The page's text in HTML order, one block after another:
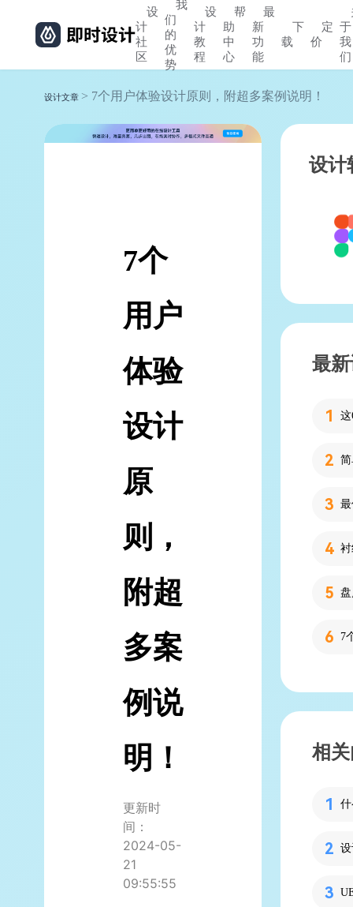
设
计
社
区
我
们
的
优
势
设
计
教
程
帮
助
中
心
最
新
功
能
下
载
定
价
于
我
们
设计文章 > 7个用户体验设计原则，附超多案例说明！
7个
用户
体验
设计
原
则，
附超
多案
例说
明！
更新时
间：
2024-05-
21
09:55:55
设计
最
7
相